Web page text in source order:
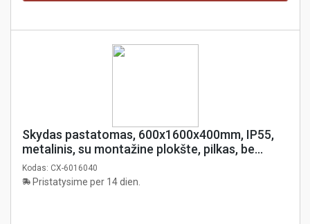
Skydas pastatomas, 600x1600x400mm, IP55,
metalinis, su montažine plokšte, pilkas, be
šoninių dangčių, coreX
Kodas: CX-6016040
Pristatysime per 14 dien.